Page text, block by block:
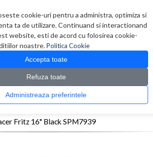
cookie-uri pentru a administra, optimiza si
ta de utilizare. Continuand si interactionand
website, esti de acord cu folosirea cookie-
noastre.Politica Cookie
Accepta toate
Refuza toate
Administreaza preferintele
0 produs(e)
Laptop & Tablete > Genti > Geanta Laptop Spacer Fritz 16"
Fritz 16" Black SPM7939